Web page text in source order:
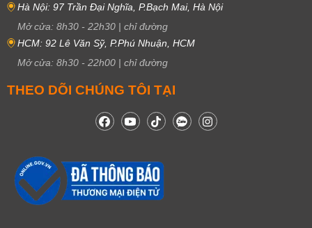
Hà Nội: 97 Trần Đại Nghĩa, P.Bạch Mai, Hà Nội
Mở cửa: 8h30 - 22h30 | chỉ đường
HCM: 92 Lê Văn Sỹ, P.Phú Nhuận, HCM
Mở cửa: 8h30 - 22h00 | chỉ đường
THEO DÕI CHÚNG TÔI TẠI